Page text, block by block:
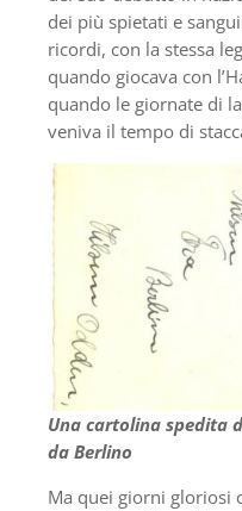
dei più spietati e
ricordi, con la stessa
quando giocava con
quando le giornate di
veniva il tempo di
Una cartolina spedita
da Berlino
Ma quei giorni gloriosi